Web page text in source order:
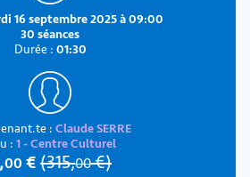
16 septembre 2025 à 09:00
30 séances
Durée : 01:30
: Claude SERRE
: 1 - Centre Culturel
,00 € (315,00€)